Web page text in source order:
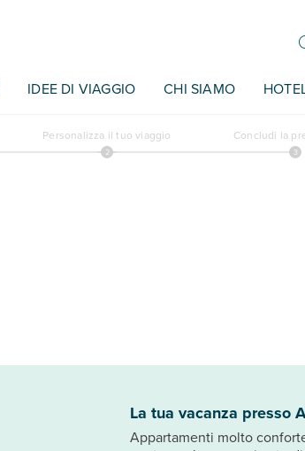
IDEE DI VIAGGIO CHI SIAMO
Personalizza il tuo viaggio Concludi la
La tua vacanza presso
Appartamenti molto